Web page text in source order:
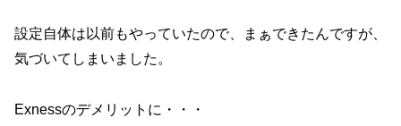
設定自体は以前もやっていたので、まぁできたんですが、
気づいてしまいました。
Exnessのデメリットに・・・